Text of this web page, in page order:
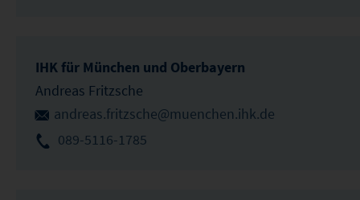
IHK für München und Oberbayern
Andreas Fritzsche
andreas.fritzsche@muenchen.ihk.de
089-5116-1785